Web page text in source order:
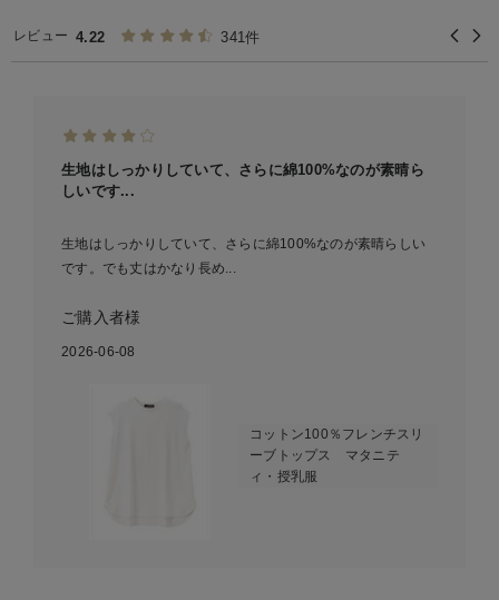
レビュー 4.22 341件
生地はしっかりしていて、さらに綿100%なのが素晴ら
しいです...
生地はしっかりしていて、さらに綿100%なのが素晴らしい
です。でも丈はかなり長め...
ご購入者様
2026-06-08
コットン100％フレンチスリ
ーブトップス マタニテ
ィ・授乳服